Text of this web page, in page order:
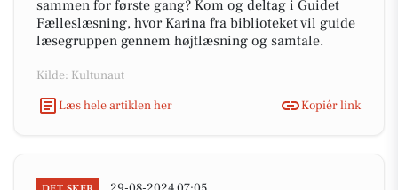
sammen for første gang? Kom og deltag i Guidet
Fælleslæsning, hvor Karina fra biblioteket vil guide
læsegruppen gennem højtlæsning og samtale.
Kilde: Kultunaut
Læs hele artiklen her
Kopiér link